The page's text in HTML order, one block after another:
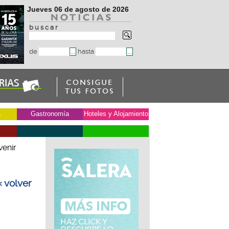
Jueves 06 de agosto de 2026
b u s c a r
de hasta
Gastronomía Hoteles y Alojamiento
volver